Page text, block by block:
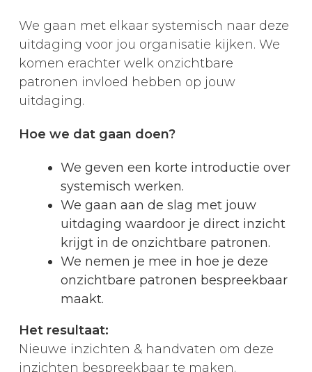
We gaan met elkaar systemisch naar deze
uitdaging voor jou organisatie kijken. We
komen erachter welk onzichtbare
patronen invloed hebben op jouw
uitdaging.
Hoe we dat gaan doen?
We geven een korte introductie over
systemisch werken.
We gaan aan de slag met jouw
uitdaging waardoor je direct inzicht
krijgt in de onzichtbare patronen.
We nemen je mee in hoe je deze
onzichtbare patronen bespreekbaar
maakt.
Het resultaat:
Nieuwe inzichten & handvaten om deze
inzichten bespreekbaar te maken.